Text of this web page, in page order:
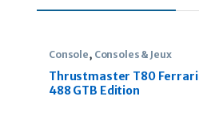
Console, Consoles & Jeux
Thrustmaster T80 Ferrari
488 GTB Edition